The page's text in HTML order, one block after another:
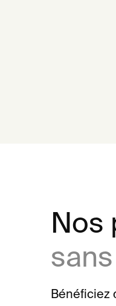
Nos
Bénéficiez